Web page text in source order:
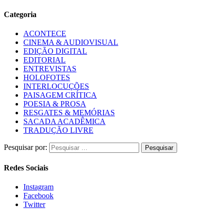
Categoria
ACONTECE
CINEMA & AUDIOVISUAL
EDIÇÃO DIGITAL
EDITORIAL
ENTREVISTAS
HOLOFOTES
INTERLOCUÇÕES
PAISAGEM CRÍTICA
POESIA & PROSA
RESGATES & MEMÓRIAS
SACADA ACADÊMICA
TRADUÇÃO LIVRE
Pesquisar por:
Redes Sociais
Instagram
Facebook
Twitter